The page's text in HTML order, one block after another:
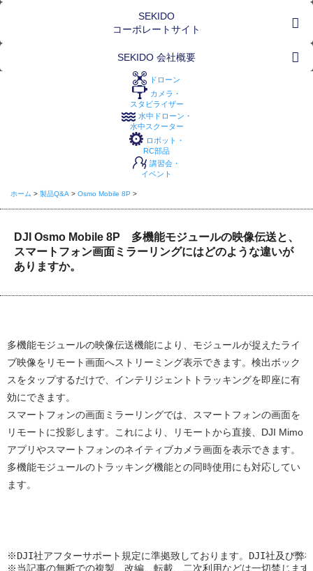
SEKIDO
コーポレートサイト
SEKIDO 会社概要
ドローン
カメラ・
スタビライザー
水中ドローン・
水中スクーター
ロボット・
RC部品
講習会・
イベント
ホーム > 製品Q&A > Osmo Mobile 8P >
DJI Osmo Mobile 8P 多機能モジュールの映像伝送と、
スマートフォン画面ミラーリングにはどのような違いが
ありますか。
多機能モジュールの映像伝送機能により、モジュールが捉えたライ
ブ映像をリモート画面へストリーミング表示できます。検出ボック
スをタップするだけで、インテリジェントトラッキングを即座に有
効にできます。
スマートフォンの画面ミラーリングでは、スマートフォンの画面を
リモートに投影します。これにより、リモートから直接、DJI Mimo
アプリやスマートフォンのネイティブカメラ画面を表示できます。
多機能モジュールのトラッキング機能との同時使用にも対応してい
ます。
※DJI社アフターサポート規定に準拠致しております。DJI社及び弊
※当記事の無断での複製、改編、転載、二次利用などは一切禁じます